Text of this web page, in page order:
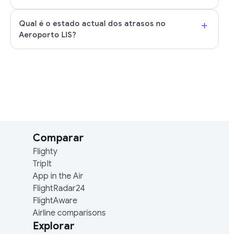
Qual é o estado actual dos atrasos no
Aeroporto LIS?
+
Comparar
Flighty
TripIt
App in the Air
FlightRadar24
FlightAware
Airline comparisons
Explorar